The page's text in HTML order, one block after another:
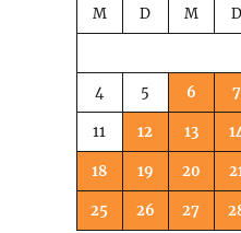
M D M D
4 5 6 7
11 12 13
18 19 20
25 26 27